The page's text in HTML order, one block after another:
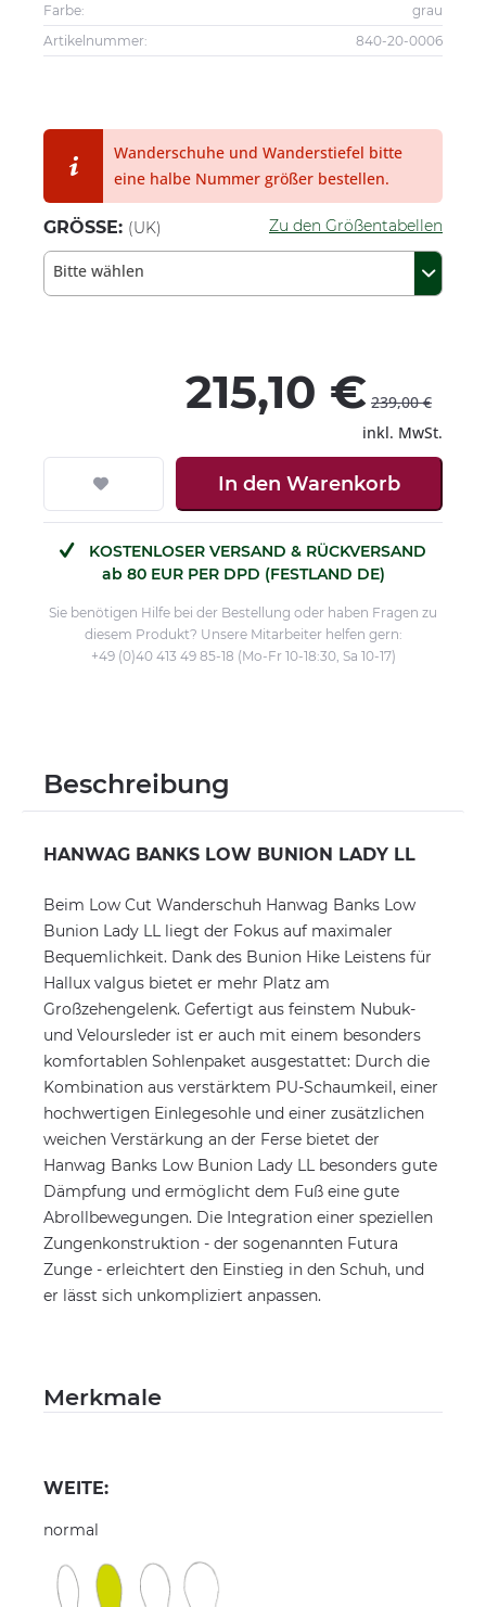
Farbe:
grau
Artikelnummer:
840-20-0006
Wanderschuhe und Wanderstiefel bitte
eine halbe Nummer größer bestellen.
GRÖSSE: (UK) Zu den Größentabellen
Bitte wählen
215,10 € 239,00 €
inkl. MwSt.
In den Warenkorb
KOSTENLOSER VERSAND & RÜCKVERSAND
ab 80 EUR PER DPD (FESTLAND DE)
Sie benötigen Hilfe bei der Bestellung oder haben Fragen zu
diesem Produkt? Unsere Mitarbeiter helfen gern:
+49 (0)40 413 49 85-18 (Mo-Fr 10-18:30, Sa 10-17)
Beschreibung
HANWAG BANKS LOW BUNION LADY LL
Beim Low Cut Wanderschuh Hanwag Banks Low
Bunion Lady LL liegt der Fokus auf maximaler
Bequemlichkeit. Dank des Bunion Hike Leistens für
Hallux valgus bietet er mehr Platz am
Großzehengelenk. Gefertigt aus feinstem Nubuk-
und Veloursleder ist er auch mit einem besonders
komfortablen Sohlenpaket ausgestattet: Durch die
Kombination aus verstärktem PU-Schaumkeil, einer
hochwertigen Einlegesohle und einer zusätzlichen
weichen Verstärkung an der Ferse bietet der
Hanwag Banks Low Bunion Lady LL besonders gute
Dämpfung und ermöglicht dem Fuß eine gute
Abrollbewegungen. Die Integration einer speziellen
Zungenkonstruktion - der sogenannten Futura
Zunge - erleichtert den Einstieg in den Schuh, und
er lässt sich unkompliziert anpassen.
Merkmale
WEITE:
normal